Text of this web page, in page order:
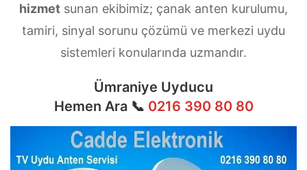
hizmet sunan ekibimiz; çanak anten kurulumu,
tamiri, sinyal sorunu çözümü ve merkezi uydu
sistemleri konularında uzmandır.
Ümraniye Uyducu
Hemen Ara 📞 0216 390 80 80